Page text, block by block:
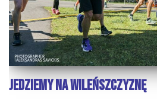
JEDZIEMY NA WILEŃSZCZYZNĘ